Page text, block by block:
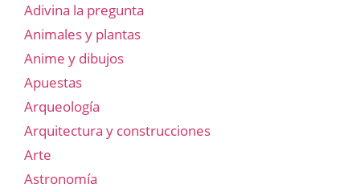
Adivina la pregunta
Animales y plantas
Anime y dibujos
Apuestas
Arqueología
Arquitectura y construcciones
Arte
Astronomía